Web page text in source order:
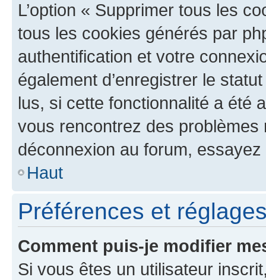
L’option « Supprimer tous les
tous les cookies générés par
authentification et votre
également d’enregistrer le
lus, si cette fonctionnalité a été
vous rencontrez des
déconnexion au forum,
Haut
Préférences et
Comment puis-je modifier
Si vous êtes un utilisateur